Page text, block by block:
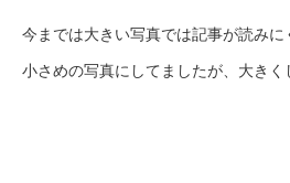
今までは大きい写真では記事が読みに
小さめの写真にしてましたが、大きく